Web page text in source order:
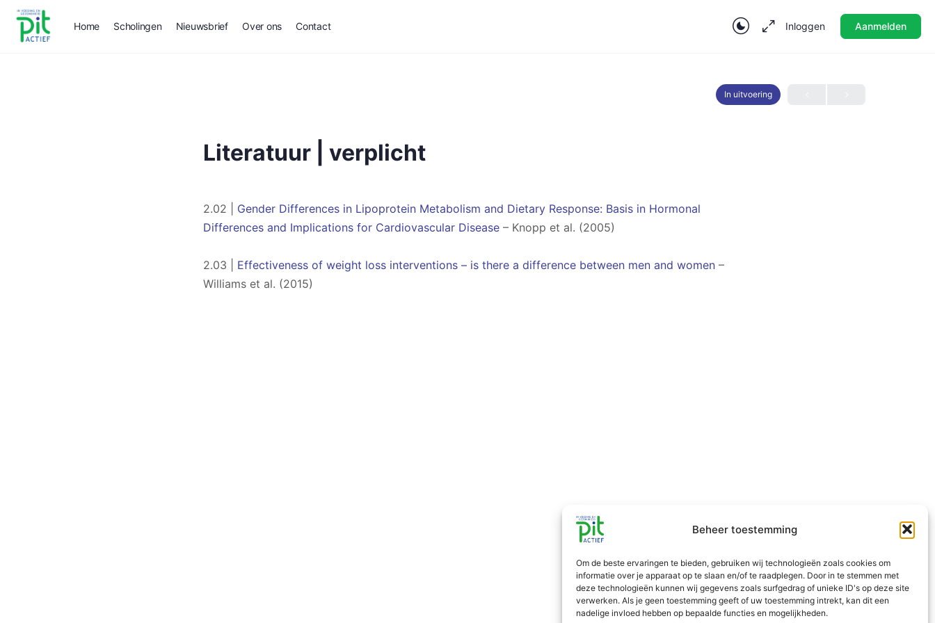
Beheer toestemming
Om de beste ervaringen te bieden, gebruiken wij technologieën zoals cookies om
informatie over je apparaat op te slaan en/of te raadplegen. Door in te stemmen met
deze technologieën kunnen wij gegevens zoals surfgedrag of unieke ID's op deze site
verwerken. Als je geen toestemming geeft of uw toestemming intrekt, kan dit een
nadelige invloed hebben op bepaalde functies en mogelijkheden.
Home Scholingen Nieuwsbrief Over ons Contact Inloggen Aanmelden
In uitvoering
Literatuur | verplicht
2.02 | Gender Differences in Lipoprotein Metabolism and Dietary Response: Basis in Hormonal
Differences and Implications for Cardiovascular Disease – Knopp et al. (2005)
2.03 | Effectiveness of weight loss interventions – is there a difference between men and women –
Williams et al. (2015)